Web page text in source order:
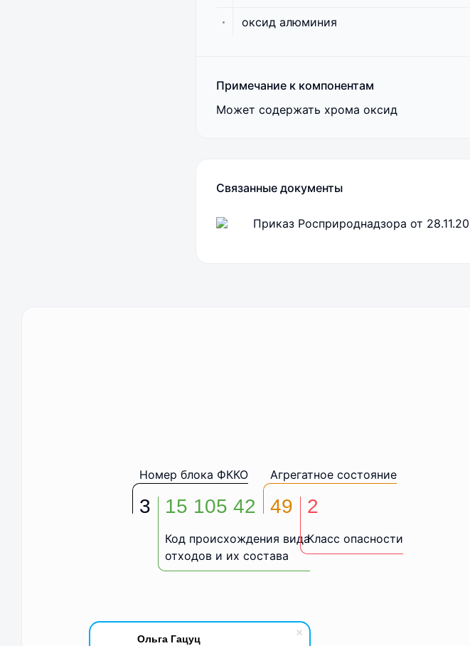
Ольга Гацуц
оксид алюминия
Примечание к компонентам
Может содержать хрома оксид
Связанные документы
Приказ Росприроднадзора от
3
Номер блока ФККО
Код происхождения вида
отходов и их состава
15 105 42
Агрегатное состояние
49
Класс опасности
2